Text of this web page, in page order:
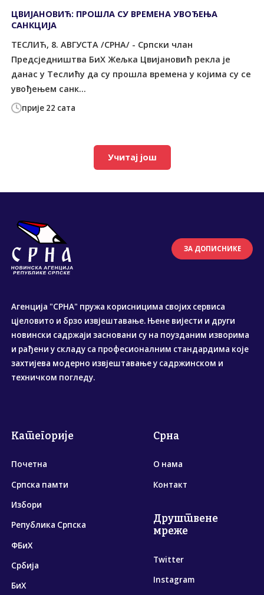
прије 22 сата
ЦВИЈАНОВИЋ: ПРОШЛА СУ ВРЕМЕНА УВОЂЕЊА
САНКЦИЈА
ТЕСЛИЋ, 8. АВГУСТА /СРНА/ - Српски члан
Предсједништва БиХ Жељка Цвијановић рекла је
данас у Теслићу да су прошла времена у којима су се
увођењем санк...
Учитај још
ЗА ДОПИСНИКЕ
Агенција "СРНА" пружа корисницима својих сервиса
цјеловито и брзо извјештавање. Њене вијести и други
новински садржаји засновани су на поузданим изворима
и рађени у складу са професионалним стандардима које
захтијева модерно извјештавање у садржинском и
техничком погледу.
Категорије
Почетна
Српска памти
Избори
Република Српска
ФБиХ
Србија
БиХ
Срна
О нама
Контакт
Друштвене
мреже
Twitter
Instagram